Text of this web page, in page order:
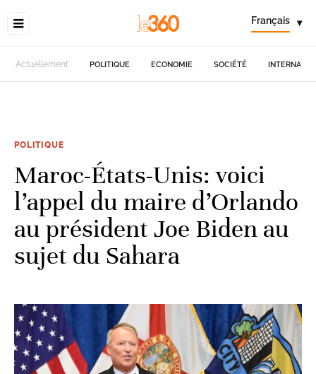
Français ▾
Actuellement POLITIQUE ECONOMIE SOCIÉTÉ
POLITIQUE
Maroc-États-Unis: voici
l’appel du maire d’Orlando
au président Joe Biden au
sujet du Sahara